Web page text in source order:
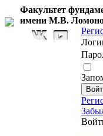
Факультет
имени М.В.